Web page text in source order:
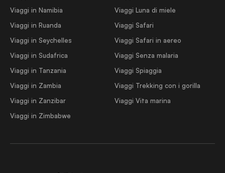
Viaggi in Namibia
Viaggi in Ruanda
Viaggi in Seychelles
Viaggi in Sudafrica
Viaggi in Tanzania
Viaggi in Zambia
Viaggi in Zanzibar
Viaggi in Zimbabwe
Viaggi Luna di miele
Viaggi Safari
Viaggi Safari in aereo
Viaggi Senza malaria
Viaggi Spiaggia
Viaggi Trekking con i gorilla
Viaggi Vita marina